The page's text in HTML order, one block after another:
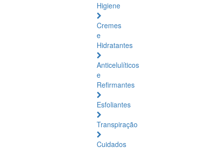
Higiene
Cremes
e
Hidratantes
Anticelulíticos
e
Refirmantes
Esfoliantes
Transpiração
Cuidados